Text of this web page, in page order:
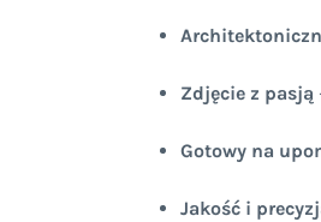
Zdjęcie z pasją
Gotowy na
Jakość i